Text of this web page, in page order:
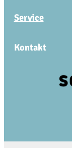
Service
Kontakt